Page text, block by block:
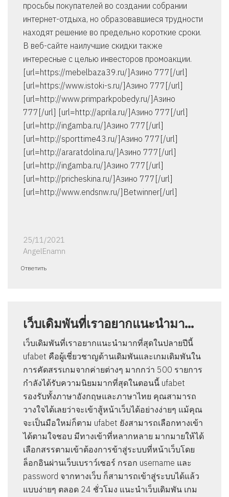
просьбы покупателей во создании собрании
интернет-отдыха, но образовавшиеся трудности
находят решение во предельно короткие сроки.
В веб-сайте наилучшие скидки также
интересные с целью инвесторов промоакции.
[url=https://mebelbaza39.ru/]Азино 777[/url]
[url=https://www.istoki-s.ru/]Азино 777[/url]
[url=http://www.primparkpobedy.ru/]Азино
777[/url] [url=http://aprila.ru/]Азино 777[/url]
[url=http://ingamba.ru/]Азино 777[/url]
[url=http://sporttime43.ru/]Азино 777[/url]
[url=http://araratdolina.ru/]Азино 777[/url]
[url=http://ingamba.ru/]Азино 777[/url]
[url=http://pricheskina.ru/]Азино 777[/url]
[url=http://www.endsnw.ru/]Betwinner[/url]
25/11/2021
AngelEnamn
Ответить
เว็บเดิมพันที่เราอยากแนะนำมา…
เว็บเดิมพันที่เราอยากแนะนำมากที่สุดในปลายปีนี้
ufabet คือผู้เชี่ยวชาญด้านเดิมพันและเกมเดิมพันใน
การคัดสรรเกมจากค่ายต่างๆ มากกว่า 500 รายการ
กำลังได้รับความนิยมมากที่สุดในตอนนี้ ufabet
รองรับทั้งภาษาอังกฤษและภาษาไทย คุณสามารถ
วางใจได้เลยว่าจะเข้าสู้หน้าเว็บได้อย่างง่ายๆ แม้คุณ
จะเป็นมือใหม่ก็ตาม ufabet ยังสามารถเลือกทางเข้า
ได้ตามใจชอบ มีทางเข้าที่หลากหลาย มากมายให้ได้
เลือกสรรตามเข้าต้องการข้าสู่ระบบที่หน้าเว็บโดย
ล็อกอินผ่านเว็บเบราว์เซอร์ กรอก username และ
password จากทางเว็บ ก็สามารถเข้าสู่ระบบได้แล้ว
แบบง่ายๆ ตลอด 24 ชั่วโมง แนะนำเว็บเดิมพัน เกม